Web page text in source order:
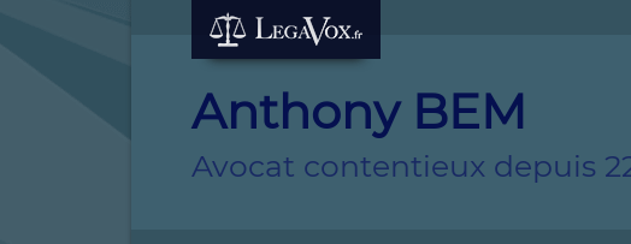
Anthony BEM
Avocat contentieux depuis